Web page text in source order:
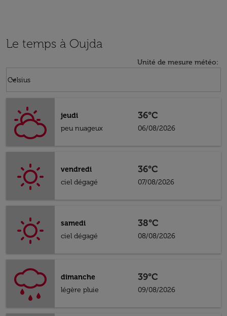
Le temps à Oujda
Unité de mesure météo:
Celsius
keyboard_arrow_down
jeudi
peu nuageux
36°C
06/08/2026
vendredi
ciel dégagé
36°C
07/08/2026
samedi
ciel dégagé
38°C
08/08/2026
dimanche
légère pluie
39°C
09/08/2026